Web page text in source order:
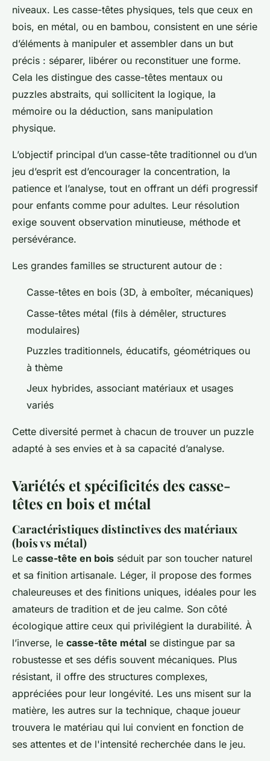
niveaux. Les casse-têtes physiques, tels que ceux en
bois, en métal, ou en bambou, consistent en une série
d’éléments à manipuler et assembler dans un but
précis : séparer, libérer ou reconstituer une forme.
Cela les distingue des casse-têtes mentaux ou
puzzles abstraits, qui sollicitent la logique, la
mémoire ou la déduction, sans manipulation
physique.
L’objectif principal d’un casse-tête traditionnel ou d’un
jeu d’esprit est d’encourager la concentration, la
patience et l’analyse, tout en offrant un défi progressif
pour enfants comme pour adultes. Leur résolution
exige souvent observation minutieuse, méthode et
persévérance.
Les grandes familles se structurent autour de :
Casse-têtes en bois (3D, à emboîter, mécaniques)
Casse-têtes métal (fils à démêler, structures
modulaires)
Puzzles traditionnels, éducatifs, géométriques ou
à thème
Jeux hybrides, associant matériaux et usages
variés
Cette diversité permet à chacun de trouver un puzzle
adapté à ses envies et à sa capacité d’analyse.
Variétés et spécificités des casse-
têtes en bois et métal
Caractéristiques distinctives des matériaux
(bois vs métal)
Le casse-tête en bois séduit par son toucher naturel
et sa finition artisanale. Léger, il propose des formes
chaleureuses et des finitions uniques, idéales pour les
amateurs de tradition et de jeu calme. Son côté
écologique attire ceux qui privilégient la durabilité. À
l’inverse, le casse-tête métal se distingue par sa
robustesse et ses défis souvent mécaniques. Plus
résistant, il offre des structures complexes,
appréciées pour leur longévité. Les uns misent sur la
matière, les autres sur la technique, chaque joueur
trouvera le matériau qui lui convient en fonction de
ses attentes et de l'intensité recherchée dans le jeu.